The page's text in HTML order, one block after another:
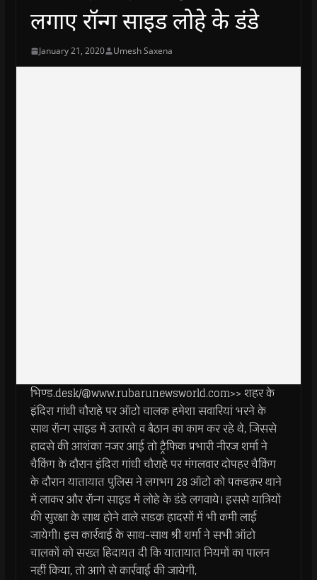
लगाए रॉन्ग साइड लोहे के डंडे
January 21, 2020 Umesh Saxena
भिण्ड.desk/@www.rubarunewsworld.com>> शहर के
इंदिरा गांधी चौराहे पर ऑटो चालक हमेशा सवारियां भरने के
साथ रॉन्ग साइड में उतारते व बैठान का काम कर रहे थे, जिससे
हादसे की आशंका नजर आई तो ट्रैफिक प्रभारी नीरज शर्मा ने
चैकिंग के दौरान इंदिरा गांधी चौराहे पर मंगलवार दोपहर चैकिंग
के दौरान यातायात पुलिस ने लगभग 28 ऑटो को पकडक़र थाने
में लाकर और रॉन्ग साइड में लोहे के डंडे लगवाये। इससे यात्रियों
की सुरक्षा के साथ होने वाले सडक़ हादसों में भी कमी लाई
जायेगी। इस कार्रवाई के साथ-साथ श्री शर्मा ने सभी ऑटो
चालकों को सख्त हिदायत दी कि यातायात नियमों का पालन
नहीं किया, तो आगे से कार्रवाई की जायेगी,